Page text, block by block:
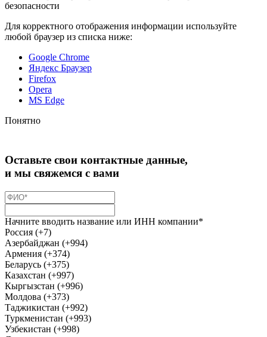
безопасности
Для корректного отображения информации используйте
любой браузер из списка ниже:
Google Chrome
Яндекс Браузер
Firefox
Opera
MS Edge
Понятно
Оставьте свои контактные данные,
и мы свяжемся с вами
Начните вводить название или ИНН компании*
Россия (+7)
Азербайджан (+994)
Армения (+374)
Беларусь (+375)
Казахстан (+997)
Кыргызстан (+996)
Молдова (+373)
Таджикистан (+992)
Туркменистан (+993)
Узбекистан (+998)